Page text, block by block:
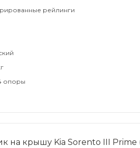
рейлинги
опоры
на крышу Kia Sorento III Prime